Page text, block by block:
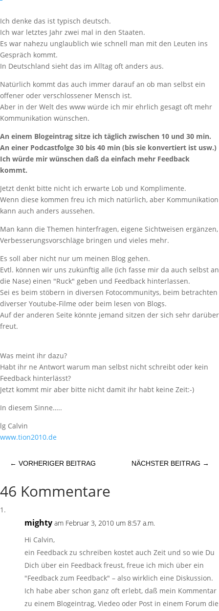
Ich denke das ist typisch deutsch.
Ich war letztes Jahr zwei mal in den Staaten.
Es war nahezu unglaublich wie schnell man mit den Leuten ins
Gespräch kommt.
In Deutschland sieht das im Alltag oft anders aus.
Natürlich kommt das auch immer darauf an ob man selbst ein
offener oder verschlossener Mensch ist.
Aber in der Welt des www würde ich mir ehrlich gesagt oft mehr
Kommunikation wünschen.
An einem Blogeintrag sitze ich täglich zwischen 10 und 30 min.
An einer Podcastfolge 30 bis 40 min (bis sie konvertiert ist usw.)
Ich würde mir wünschen daß da einfach mehr Feedback
kommt.
Jetzt denkt bitte nicht ich erwarte Lob und Komplimente.
Wenn diese kommen freu ich mich natürlich, aber Kommunikation
kann auch anders aussehen.
Man kann die Themen hinterfragen, eigene Sichtweisen ergänzen,
Verbesserungsvorschläge bringen und vieles mehr.
Es soll aber nicht nur um meinen Blog gehen.
Evtl. können wir uns zukünftig alle (ich fasse mir da auch selbst an
die Nase) einen "Ruck" geben und Feedback hinterlassen.
Sei es beim stöbern in diversen Fotocommunitys, beim betrachten
diverser Youtube-Filme oder beim lesen von Blogs.
Auf der anderen Seite könnte jemand sitzen der sich sehr darüber
freut.
Was meint ihr dazu?
Habt ihr ne Antwort warum man selbst nicht schreibt oder kein
Feedback hinterlässt?
Jetzt kommt mir aber bitte nicht damit ihr habt keine Zeit:-)
In diesem Sinne…..
lg Calvin
www.tion2010.de
← VORHERIGER BEITRAG NÄCHSTER BEITRAG →
46 Kommentare
mighty am Februar 3, 2010 um 8:57 a.m.
Hi Calvin,
ein Feedback zu schreiben kostet auch Zeit und so wie Du
Dich über ein Feedback freust, freue ich mich über ein
"Feedback zum Feedback" – also wirklich eine Diskussion.
Ich habe aber schon ganz oft erlebt, daß mein Kommentar
zu einem Blogeintrag, Viedeo oder Post in einem Forum die